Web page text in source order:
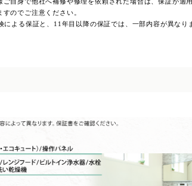
のでご注意ください。
よる保証と、11年目以降の保証では、一部内容が異なり